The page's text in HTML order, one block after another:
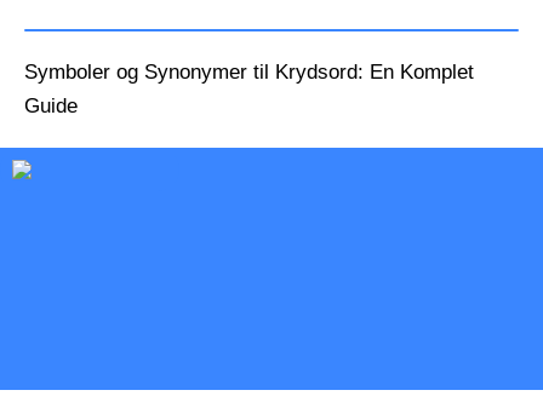
Symboler og Synonymer til Krydsord: En Komplet
Guide